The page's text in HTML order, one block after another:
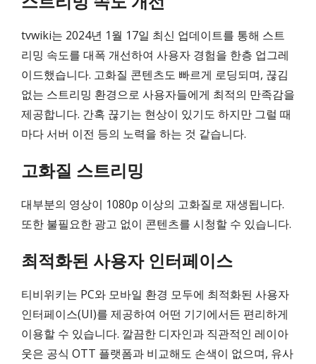
tvwiki는 2024년 1월 17일 최신 업데이트를 통해 스트
리밍 속도를 대폭 개선하여 사용자 경험을 한층 업그레
이드했습니다. 고화질 콘텐츠도 빠르게 로딩되며, 끊김
없는 스트리밍 환경으로 사용자들에게 최적의 만족감을
제공합니다. 간혹 끊기는 현상이 있기도 하지만 그럴 때
마다 서버 이전 등의 노력을 하는 것 같습니다.
고화질 스트리밍
대부분의 영상이 1080p 이상의 고화질로 재생됩니다.
또한 불필요한 광고 없이 콘텐츠를 시청할 수 있습니다.
최적화된 사용자 인터페이스
티비위키는 PC와 모바일 환경 모두에 최적화된 사용자
인터페이스(UI)를 제공하여 어떤 기기에서든 편리하게
이용할 수 있습니다. 깔끔한 디자인과 직관적인 레이아
웃은 공식 OTT 플랫폼과 비교해도 손색이 없으며, 유사